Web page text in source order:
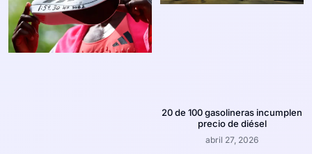
20 de 100 gasolineras incumplen
precio de diésel
abril 27, 2026